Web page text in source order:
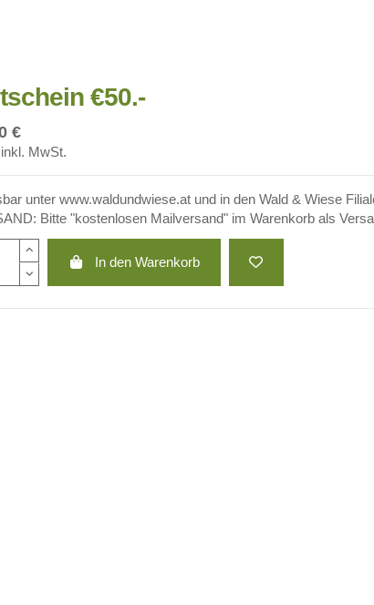
€50.-
€
MwSt.
unter www.waldundwiese.at und in den Wald & Wiese
Bitte "kostenlosen Mailversand" im Warenkorb als
In den Warenkorb